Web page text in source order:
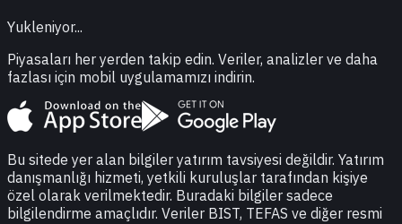
Yukleniyor...
Piyasaları her yerden takip edin. Veriler, analizler ve daha
fazlası için mobil uygulamamızı indirin.
Bu sitede yer alan bilgiler yatırım tavsiyesi değildir. Yatırım
danışmanlığı hizmeti, yetkili kuruluşlar tarafından kişiye
özel olarak verilmektedir. Buradaki bilgiler sadece
bilgilendirme amaçlıdır. Veriler BIST, TEFAS ve diğer resmi